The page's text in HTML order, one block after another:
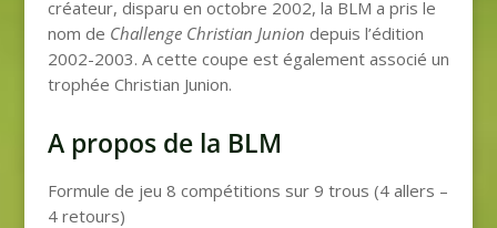
créateur, disparu en octobre 2002, la BLM a pris le
nom de Challenge Christian Junion depuis l’édition
2002-2003. A cette coupe est également associé un
trophée Christian Junion.
A propos de la BLM
Formule de jeu 8 compétitions sur 9 trous (4 allers –
4 retours)